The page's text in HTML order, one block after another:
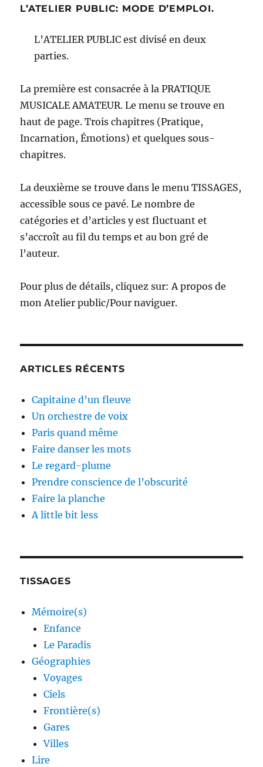
L’ATELIER PUBLIC: MODE D’EMPLOI.
L’ATELIER PUBLIC est divisé en deux
parties.
La première est consacrée à la PRATIQUE
MUSICALE AMATEUR. Le menu se trouve en
haut de page. Trois chapitres (Pratique,
Incarnation, Émotions) et quelques sous-
chapitres.
La deuxième se trouve dans le menu TISSAGES,
accessible sous ce pavé. Le nombre de
catégories et d’articles y est fluctuant et
s’accroît au fil du temps et au bon gré de
l’auteur.
Pour plus de détails, cliquez sur: A propos de
mon Atelier public/Pour naviguer.
ARTICLES RÉCENTS
Capitaine d’un fleuve
Un orchestre de voix
Paris quand même
Faire danser les mots
Le regard-plume
Prendre conscience de l’obscurité
Faire la planche
A little bit less
TISSAGES
Mémoire(s)
Enfance
Le Paradis
Géographies
Voyages
Ciels
Frontière(s)
Gares
Villes
Lire